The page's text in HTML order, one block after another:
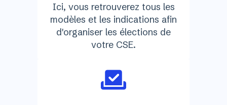
Ici, vous retrouverez tous les
modèles et les indications afin
d'organiser les élections de
votre CSE.